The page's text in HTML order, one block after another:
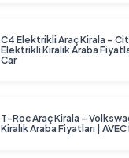
C4 Elektrikli Araç Kirala –
Elektrikli Kiralık Araba
Car
T-Roc Araç Kirala –
Kiralık Araba Fiyatları |